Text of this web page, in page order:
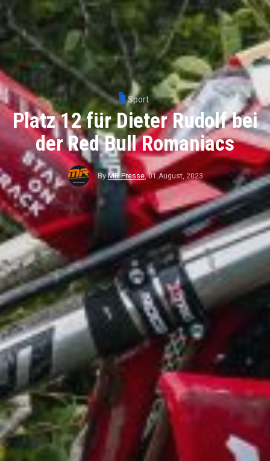
Sport
Platz 12 für Dieter Rudolf bei
der Red Bull Romaniacs
ByMR Presse,01 August, 2023